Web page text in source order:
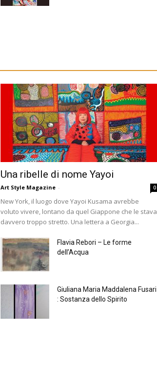
Una ribelle di nome Yayoi
Art Style Magazine - 0
New York, il luogo dove Yayoi Kusama avrebbe
voluto vivere, lontano da quel Giappone che le stava
davvero troppo stretto. Una lettera a Georgia...
Flavia Rebori – Le forme
dell’Acqua
Giuliana Maria Maddalena Fusari
: Sostanza dello Spirito